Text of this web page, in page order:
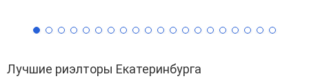
Лучшие риэлторы Екатеринбурга